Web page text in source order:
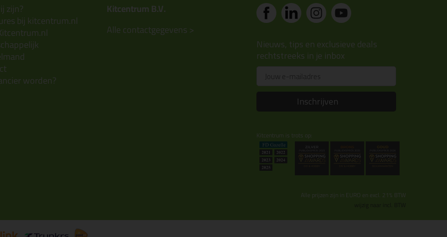
zijn?
bij kitcentrum.nl
worden?
Kitcentrum B.V.
Alle contactgegevens >
Nieuws, tips en exclusieve deals
rechtstreeks in je inbox
Inschrijven
Kitcentrum is trots op:
Alle prijzen zijn in EURO en excl. 21% BTW